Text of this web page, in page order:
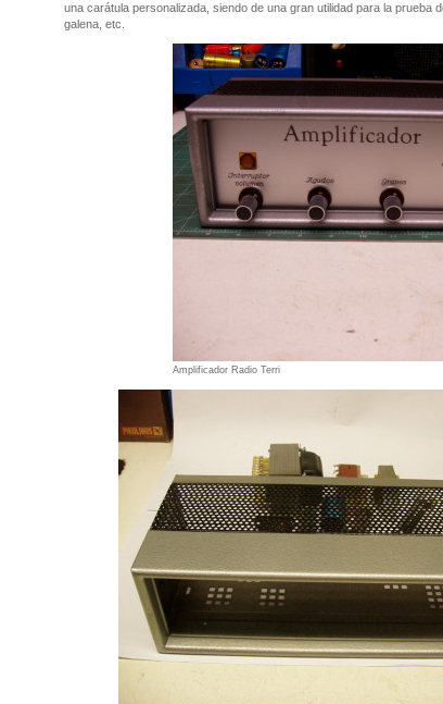
una carátula personalizada, siendo de una gran utilidad para la prueba
galena, etc.
Amplificador Radio Terri